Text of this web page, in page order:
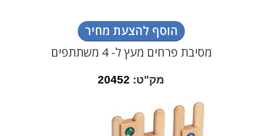
הוסף להצעת מחיר
מסיבת פרחים מעץ ל- 4 משתתפים
מק"ט: 20452